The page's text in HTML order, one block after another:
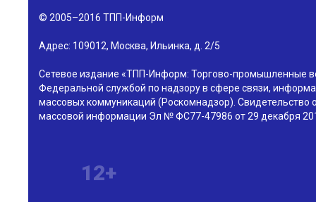
© 2005–2016 ТПП-Информ
Адрес: 109012, Москва, Ильинка, д. 2/5
Сетевое издание «ТПП-Информ: Торгово-промышленные
Федеральной службой по надзору в сфере связи,
массовых коммуникаций (Роскомнадзор). Свидетельство
массовой информации Эл № ФС77-47986 от 29 декабря
12+